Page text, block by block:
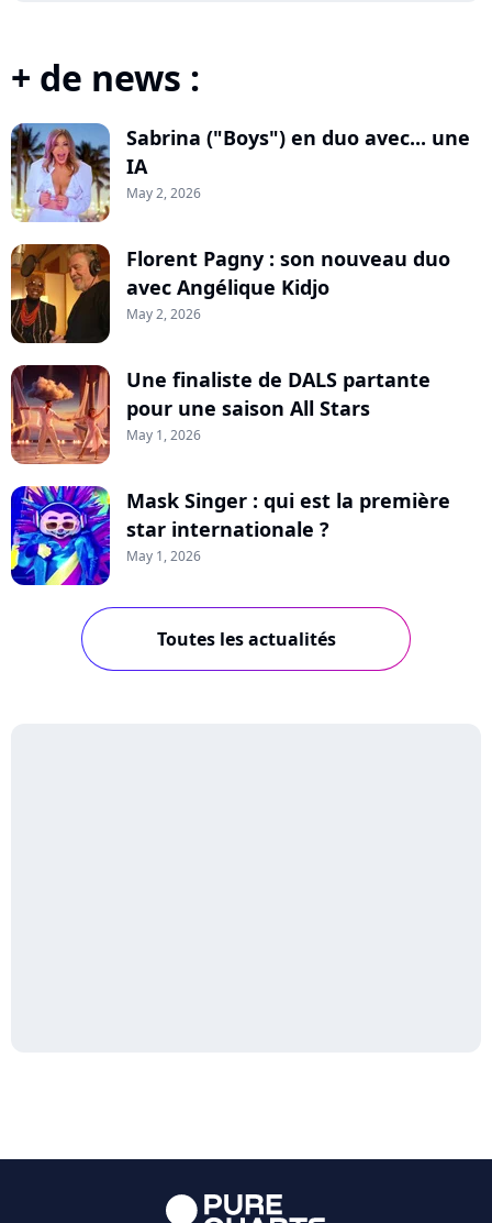
+ de news :
Sabrina ("Boys") en duo avec... une
IA
May 2, 2026
Florent Pagny : son nouveau duo
avec Angélique Kidjo
May 2, 2026
Une finaliste de DALS partante
pour une saison All Stars
May 1, 2026
Mask Singer : qui est la première
star internationale ?
May 1, 2026
Toutes les actualités